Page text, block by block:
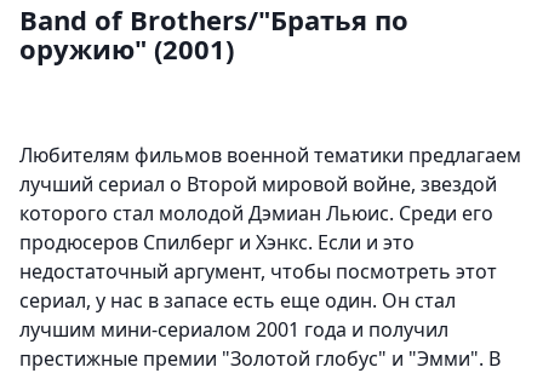
Band of Brothers/"Братья по
оружию" (2001)
Любителям фильмов военной тематики предлагаем
лучший сериал о Второй мировой войне, звездой
которого стал молодой Дэмиан Льюис. Среди его
продюсеров Спилберг и Хэнкс. Если и это
недостаточный аргумент, чтобы посмотреть этот
сериал, у нас в запасе есть еще один. Он стал
лучшим мини-сериалом 2001 года и получил
престижные премии "Золотой глобус" и "Эмми". В